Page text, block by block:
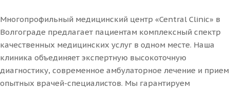
Многопрофильный медицинский центр «Central Clinic» в
Волгограде предлагает пациентам комплексный спектр
качественных медицинских услуг в одном месте. Наша
клиника объединяет экспертную высокоточную
диагностику, современное амбулаторное лечение и прием
опытных врачей-специалистов. Мы гарантируем